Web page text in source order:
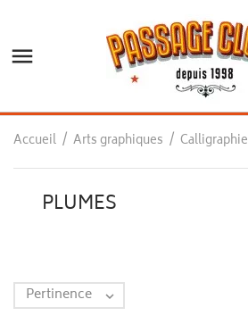

Accueil Arts graphiques Calligraphie
PLUMES
Pertinence 